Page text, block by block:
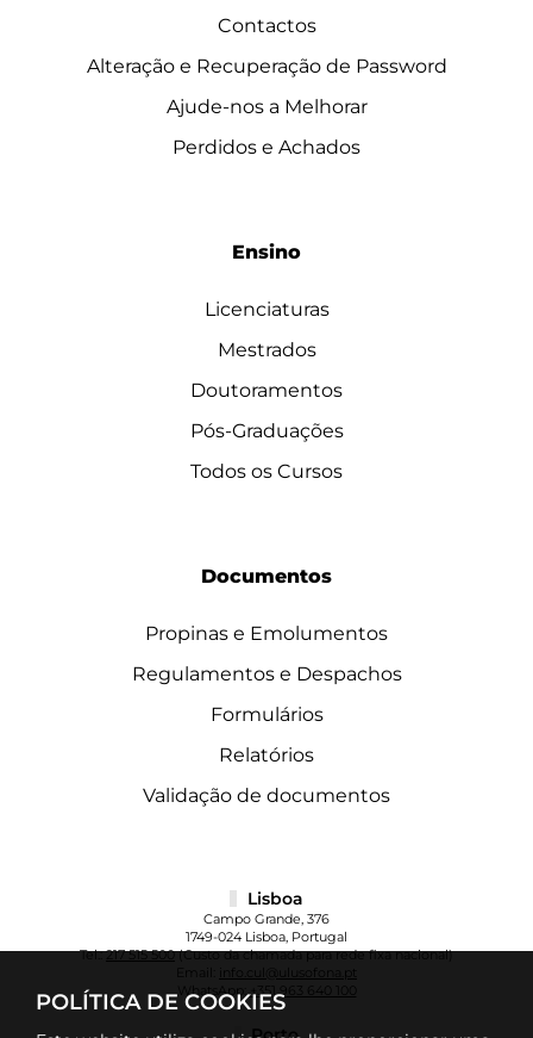
POLÍTICA DE COOKIES
Contactos
Alteração e Recuperação de Password
Ajude-nos a Melhorar
Perdidos e Achados
Ensino
Licenciaturas
Mestrados
Doutoramentos
Pós-Graduações
Todos os Cursos
Documentos
Propinas e Emolumentos
Regulamentos e Despachos
Formulários
Relatórios
Validação de documentos
Lisboa
Campo Grande, 376
1749-024 Lisboa, Portugal
Tel.:217 515 500(Custo da chamada para rede fixa nacional)
info.cul@ulusofona.pt
WhatsApp:+351 963 640 100